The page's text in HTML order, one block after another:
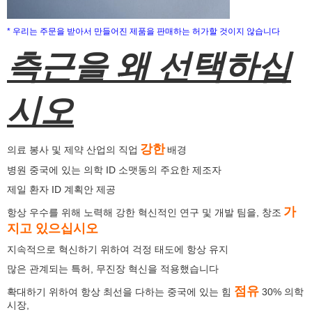
* 우리는 주문을 받아서 만들어진 제품을 판매하는 허가할 것이지 않습니다
측근을 왜 선택하십
시오
의료 봉사 및 제약 산업의 직업 강한배경
병원 중국에 있는 의학 ID 소맷동의 주요한 제조자
제일 환자 ID 계획안 제공
항상 우수를 위해 노력해 강한 혁신적인 연구 및 개발 팀을, 창조 가
지고 있으십시오
지속적으로 혁신하기 위하여 걱정 태도에 항상 유지
많은 관계되는 특허, 무진장 혁신을 적용했습니다
확대하기 위하여 항상 최선을 다하는 중국에 있는 힘 점유 30% 의학
시장,